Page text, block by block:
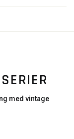
med vintage